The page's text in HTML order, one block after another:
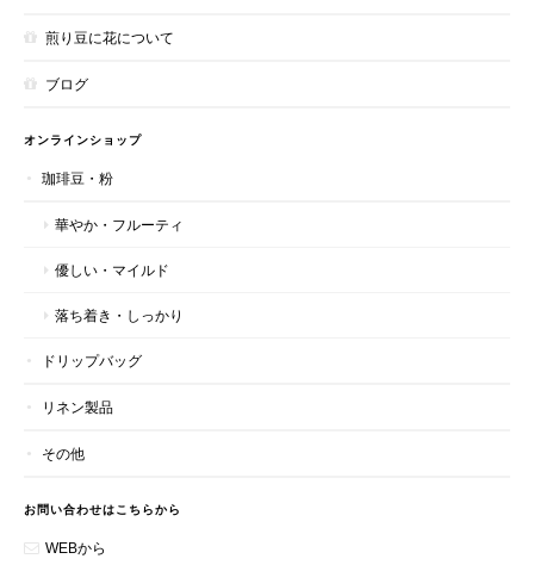
煎り豆に花について
ブログ
オンラインショップ
珈琲豆・粉
華やか・フルーティ
優しい・マイルド
落ち着き・しっかり
ドリップバッグ
リネン製品
その他
お問い合わせはこちらから
WEBから